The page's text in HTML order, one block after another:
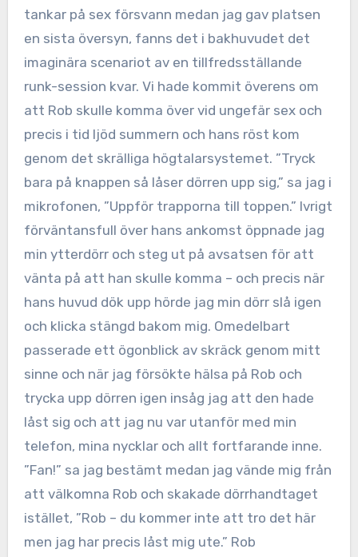
tankar på sex försvann medan jag gav platsen
en sista översyn, fanns det i bakhuvudet det
imaginära scenariot av en tillfredsställande
runk-session kvar. Vi hade kommit överens om
att Rob skulle komma över vid ungefär sex och
precis i tid ljöd summern och hans röst kom
genom det skrälliga högtalarsystemet. ”Tryck
bara på knappen så låser dörren upp sig,” sa jag i
mikrofonen, ”Uppför trapporna till toppen.” Ivrigt
förväntansfull över hans ankomst öppnade jag
min ytterdörr och steg ut på avsatsen för att
vänta på att han skulle komma – och precis när
hans huvud dök upp hörde jag min dörr slå igen
och klicka stängd bakom mig. Omedelbart
passerade ett ögonblick av skräck genom mitt
sinne och när jag försökte hälsa på Rob och
trycka upp dörren igen insåg jag att den hade
låst sig och att jag nu var utanför med min
telefon, mina nycklar och allt fortfarande inne.
”Fan!” sa jag bestämt medan jag vände mig från
att välkomna Rob och skakade dörrhandtaget
istället, ”Rob – du kommer inte att tro det här
men jag har precis låst mig ute.” Rob